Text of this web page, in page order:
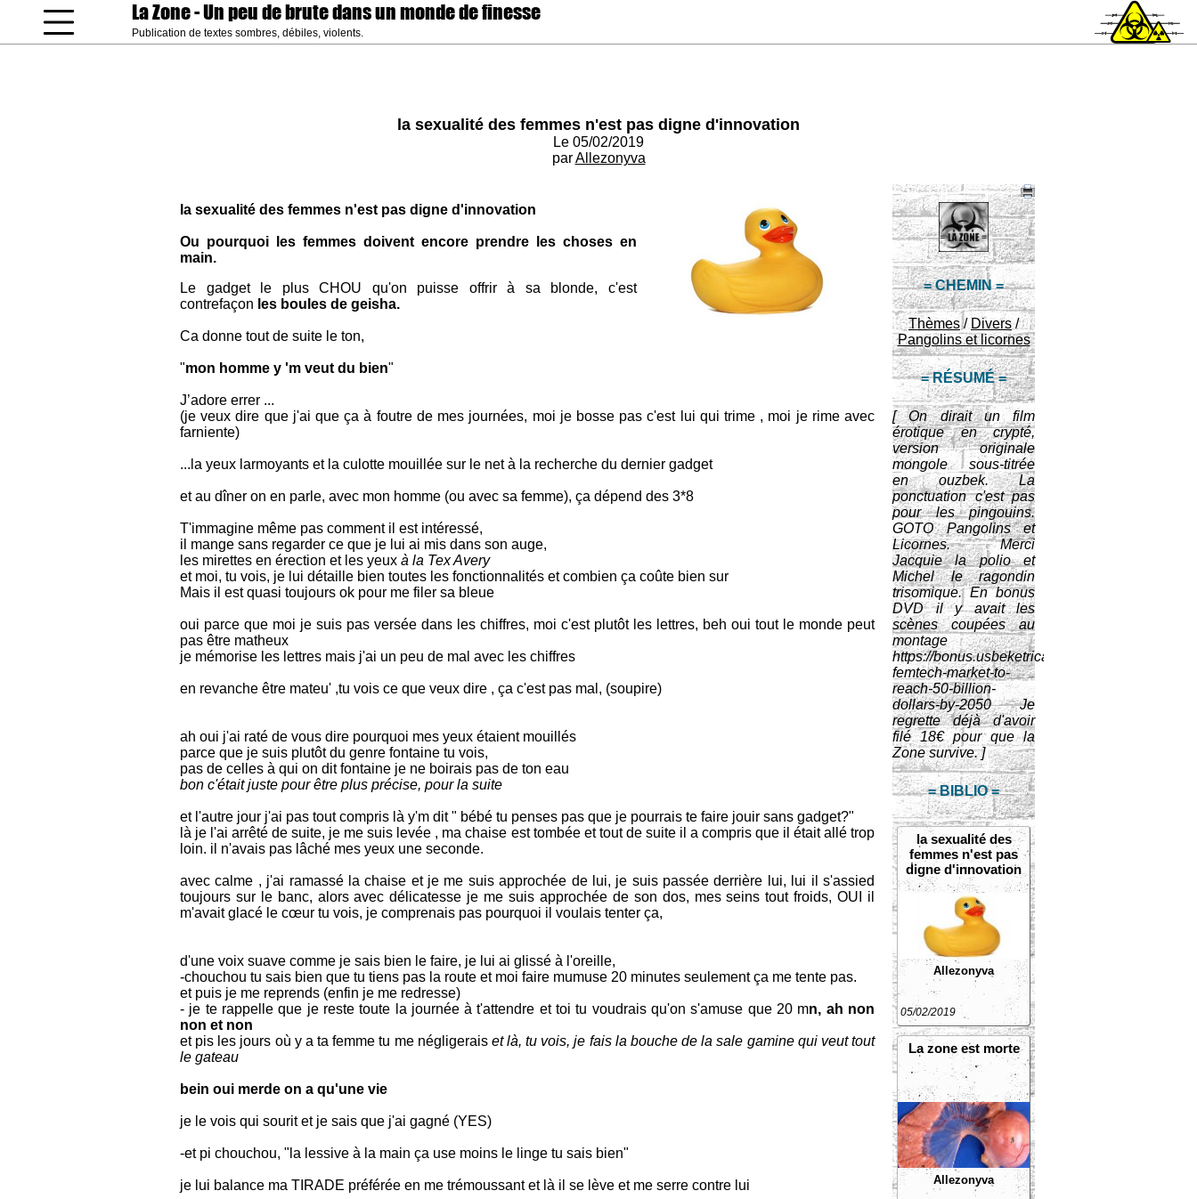
La Zone- Un peu de brute dans un monde de finesse
Publication de textes sombres, débiles, violents.
la sexualité des femmes n'est pas digne d'innovation
Le 05/02/2019
parAllezonyva
= CHEMIN =
Thèmes / Divers/
Pangolins et licornes
= RÉSUMÉ =
[ On dirait un film
érotique en crypté,
version originale
mongole sous-titrée
en ouzbek. La
ponctuation c'est pas
pour les pingouins.
GOTO Pangolins et
Licornes. Merci
Jacquie la polio et
Michel le ragondin
trisomique. En bonus
DVD il y avait les
scènes coupées au
montage
https://bonus.usbeketrica.com/article/the-
femtech-market-to-
reach-50-billion-
dollars-by-2050 Je
regrette déjà d'avoir
filé 18€ pour que la
Zone survive. ]
= BIBLIO =
la sexualité des
femmes n'est pas
digne d'innovation
Allezonyva
05/02/2019
La zone est morte
Allezonyva
la sexualité des femmes n'est pas digne d'innovation
Ou pourquoi les femmes doivent encore prendre les choses en
main.
Le gadget le plus CHOU qu'on puisse offrir à sa blonde, c'est
contrefaçon les boules de geisha.
Ca donne tout de suite le ton,
"mon homme y 'm veut du bien"
J’adore errer ...
(je veux dire que j'ai que ça à foutre de mes journées, moi je bosse pas c'est lui qui trime , moi je rime avec
farniente)
...la yeux larmoyants et la culotte mouillée sur le net à la recherche du dernier gadget
et au dîner on en parle, avec mon homme (ou avec sa femme), ça dépend des 3*8
T'immagine même pas comment il est intéressé,
il mange sans regarder ce que je lui ai mis dans son auge,
les mirettes en érection et les yeux à la Tex Avery
et moi, tu vois, je lui détaille bien toutes les fonctionnalités et combien ça coûte bien sur
Mais il est quasi toujours ok pour me filer sa bleue
oui parce que moi je suis pas versée dans les chiffres, moi c'est plutôt les lettres, beh oui tout le monde peut
pas être matheux
je mémorise les lettres mais j'ai un peu de mal avec les chiffres
en revanche être mateu' ,tu vois ce que veux dire , ça c'est pas mal, (soupire)
ah oui j'ai raté de vous dire pourquoi mes yeux étaient mouillés
parce que je suis plutôt du genre fontaine tu vois,
pas de celles à qui on dit fontaine je ne boirais pas de ton eau
bon c'était juste pour être plus précise, pour la suite
et l'autre jour j'ai pas tout compris là y'm dit " bébé tu penses pas que je pourrais te faire jouir sans gadget?"
là je l'ai arrêté de suite, je me suis levée , ma chaise est tombée et tout de suite il a compris que il était allé trop
loin. il n'avais pas lâché mes yeux une seconde.
avec calme , j'ai ramassé la chaise et je me suis approchée de lui, je suis passée derrière lui, lui il s'assied
toujours sur le banc, alors avec délicatesse je me suis approchée de son dos, mes seins tout froids, OUI il
m'avait glacé le cœur tu vois, je comprenais pas pourquoi il voulais tenter ça,
d'une voix suave comme je sais bien le faire, je lui ai glissé à l'oreille,
-chouchou tu sais bien que tu tiens pas la route et moi faire mumuse 20 minutes seulement ça me tente pas.
et puis je me reprends (enfin je me redresse)
- je te rappelle que je reste toute la journée à t'attendre et toi tu voudrais qu'on s'amuse que 20 mn, ah non
non et non
et pis les jours où y a ta femme tu me négligerais et là, tu vois, je fais la bouche de la sale gamine qui veut tout
le gateau
bein oui merde on a qu'une vie
je le vois qui sourit et je sais que j'ai gagné (YES)
-et pi chouchou, "la lessive à la main ça use moins le linge tu sais bien"
je lui balance ma TIRADE préférée en me trémoussant et là il se lève et me serre contre lui